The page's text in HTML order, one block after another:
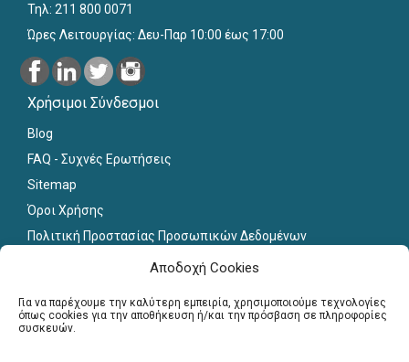
Αποδοχή Cookies
Για να παρέχουμε την καλύτερη εμπειρία, χρησιμοποιούμε τεχνολογίες
όπως cookies για την αποθήκευση ή/και την πρόσβαση σε πληροφορίες
συσκευών.
Τηλ: 211 800 0071
Ώρες Λειτουργίας: Δευ-Παρ 10:00 έως 17:00
Χρήσιμοι Σύνδεσμοι
Blog
FAQ - Συχνές Ερωτήσεις
Sitemap
Όροι Χρήσης
Πολιτική Προστασίας Προσωπικών Δεδομένων
Για εκπαιδευτικούς
Εγγραφή